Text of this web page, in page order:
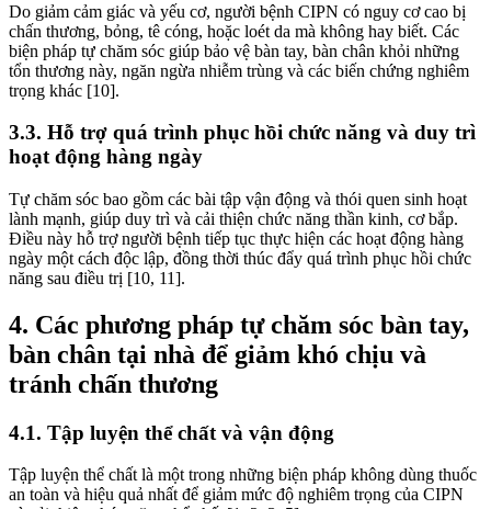
Do giảm cảm giác và yếu cơ, người bệnh CIPN có nguy cơ cao bị
chấn thương, bỏng, tê cóng, hoặc loét da mà không hay biết. Các
biện pháp tự chăm sóc giúp bảo vệ bàn tay, bàn chân khỏi những
tổn thương này, ngăn ngừa nhiễm trùng và các biến chứng nghiêm
trọng khác [10].
3.3. Hỗ trợ quá trình phục hồi chức năng và duy trì
hoạt động hàng ngày
Tự chăm sóc bao gồm các bài tập vận động và thói quen sinh hoạt
lành mạnh, giúp duy trì và cải thiện chức năng thần kinh, cơ bắp.
Điều này hỗ trợ người bệnh tiếp tục thực hiện các hoạt động hàng
ngày một cách độc lập, đồng thời thúc đẩy quá trình phục hồi chức
năng sau điều trị [10, 11].
4. Các phương pháp tự chăm sóc bàn tay,
bàn chân tại nhà để giảm khó chịu và
tránh chấn thương
4.1. Tập luyện thể chất và vận động
Tập luyện thể chất là một trong những biện pháp không dùng thuốc
an toàn và hiệu quả nhất để giảm mức độ nghiêm trọng của CIPN